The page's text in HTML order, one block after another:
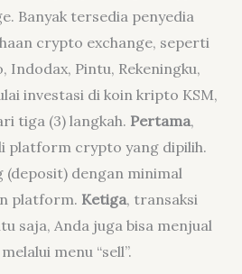
. Banyak tersedia penyedia
crypto exchange, seperti
, Indodax, Pintu, Rekeningku,
investasi di koin kripto KSM,
tiga (3) langkah. Pertama,
platform crypto yang dipilih.
(deposit) dengan minimal
platform. Ketiga, transaksi
saja, Anda juga bisa menjual
menu “sell”.